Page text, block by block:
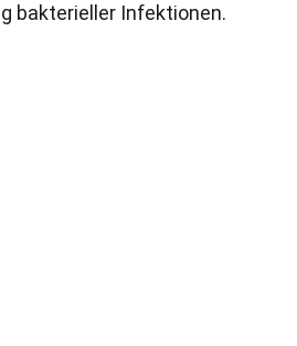
bakterieller Infektionen.